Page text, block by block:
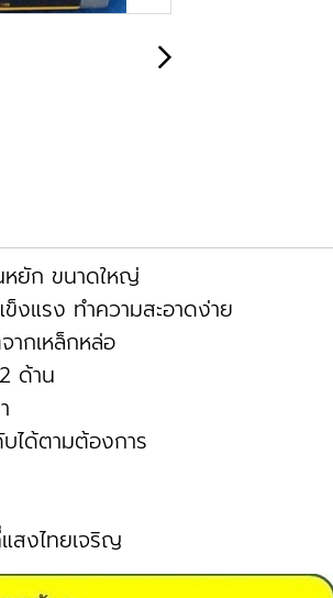
หยัก ขนาดใหญ่
งแรง ทำความสะอาดง่าย
ากเหล็กหล่อ
ด้าน
ได้ตามต้องการ
สงไทยเจริญ